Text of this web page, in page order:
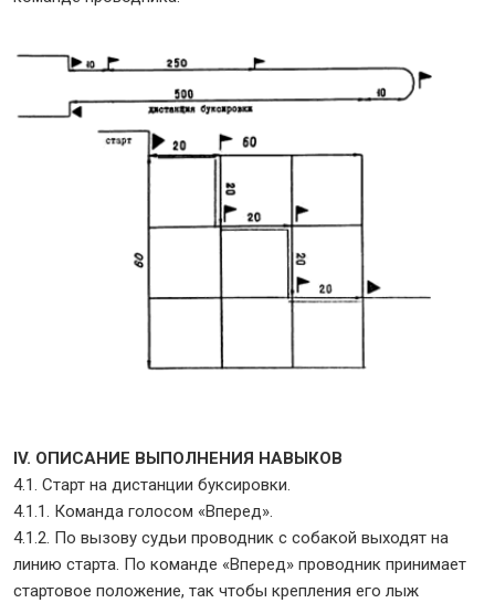
IV. ОПИСАНИЕ ВЫПОЛНЕНИЯ НАВЫКОВ
4.1. Старт на дистанции буксировки.
4.1.1. Команда голосом «Вперед».
4.1.2. По вызову судьи проводник с собакой выходят на
линию старта. По команде «Вперед» проводник принимает
стартовое положение, так чтобы крепления его лыж